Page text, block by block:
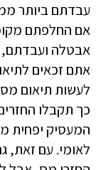
עבדתם ביותר
אם החלפתם
אבטלה
אתם זכאים
לעשות תיאום
כך תקבלו
המעסיק יפחית
לאומי. עם זאת,